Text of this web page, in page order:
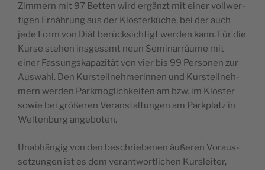
Zim­mern mit 97 Bet­ten wird ergänzt mit einer voll­wer­
ti­gen Ernäh­rung aus der Klo­ster­kü­che, bei der auch
jede Form von Diät berück­si­ch­tigt wer­den kann. Für die
Kur­se ste­hen insge­samt neun Semi­nar­räu­me mit
einer Fas­sung­ska­pa­zi­tät von vier bis 99 Per­so­nen zur
Auswa­hl. Den Kur­steil­neh­me­rin­nen und Kur­steil­neh­
mern wer­den Park­mö­gli­ch­kei­ten am bzw. im Klo­ster
sowie bei größe­ren Veran­stal­tun­gen am Par­k­pla­tz in
Welt­en­burg angeboten.
Una­b­hän­gig von den beschrie­be­nen äuße­ren Voraus­
se­tzun­gen ist es dem verant­wor­tli­chen Kur­slei­ter,